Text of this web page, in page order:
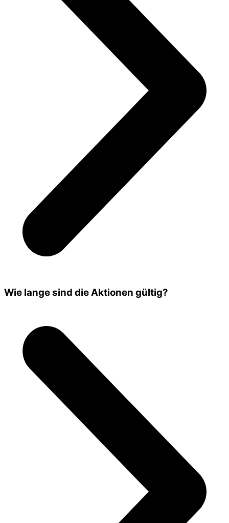
Wie lange sind die Aktionen gültig?